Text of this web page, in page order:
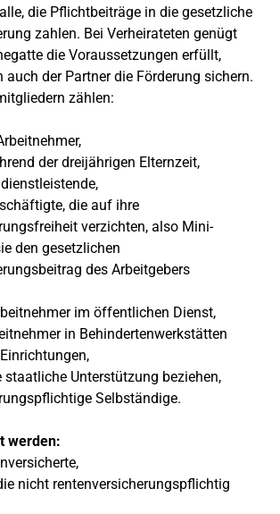
die Pflichtbeiträge in die gesetzliche
zahlen. Bei Verheirateten genügt
die Voraussetzungen erfüllt,
auch der Partner die Förderung sichern.
zählen:
der dreijährigen Elternzeit,
die auf ihre
verzichten, also Mini-
den gesetzlichen
des Arbeitgebers
im öffentlichen Dienst,
in Behindertenwerkstätten
staatliche Unterstützung beziehen,
Selbständige.
werden:
nicht rentenversicherungspflichtig